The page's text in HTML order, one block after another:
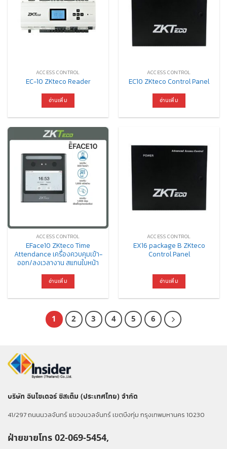
ACCESS CONTROL
EC-10 ZKteco Reader
อ่านเพิ่ม
ACCESS CONTROL
EC10 ZKteco Control Panel
อ่านเพิ่ม
ACCESS CONTROL
EFace10 ZKteco Time
Attendance เครื่องควบคุมเข้า-
ออก/ลงเวลางาน สแกนใบหน้า
อ่านเพิ่ม
ACCESS CONTROL
EX16 package B ZKteco
Control Panel
อ่านเพิ่ม
1 2 3 4 5 6
บริษัท อินไซเดอร์ ซิสเต็ม (ประเทศไทย) จำกัด
41/297 ถนนนวลจันทร์ แขวงนวลจันทร์ เขตบึงกุ่ม กรุงเทพมหานคร 10230
ฝ่ายขายโทร 02-069-5454,